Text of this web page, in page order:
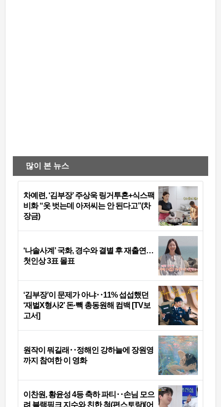
많이 본 뉴스
차예련, ‘김부장’ 주상욱 링거투혼+식스팩
비화 “옷 벗는데 아저씨는 안 된다고”(차
장금)
‘나솔사계’ 국화, 경수와 결별 후 재출연…
첫인상 3표 몰표
‘김부장’이 문제가 아냐‥11% 섭섭했던
‘재벌X형사2’ 돈·빽 총동원해 컴백 [TV보
고서]
원작이 뭐길래‥정해인 강하늘에 장원영
까지 참여한 이 영화
이찬원, 황윤성 4등 축하 파티‥손님 모으
려 블랙핑크 지수와 친한 척(편스토랑)[어